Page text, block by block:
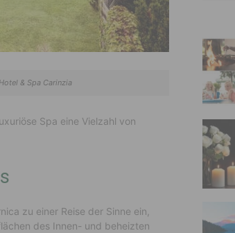
& Spa Carinzia
Spa eine Vielzahl von
zu einer Reise der Sinne ein,
des Innen- und beheizten